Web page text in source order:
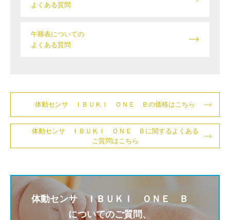
よくある質問
午睡表についての
よくある質問
体動センサ ＩＢＵＫＩ ＯＮＥ Ｂの価格はこちら
体動センサ ＩＢＵＫＩ ＯＮＥ Ｂに関するよくある
ご質問はこちら
体動センサＩＢＵＫＩ ＯＮＥ Ｂ
についてのご質問、